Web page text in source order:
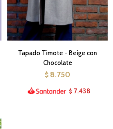
Tapado Timote - Beige con
Chocolate
$ 8.750
$ 7.438